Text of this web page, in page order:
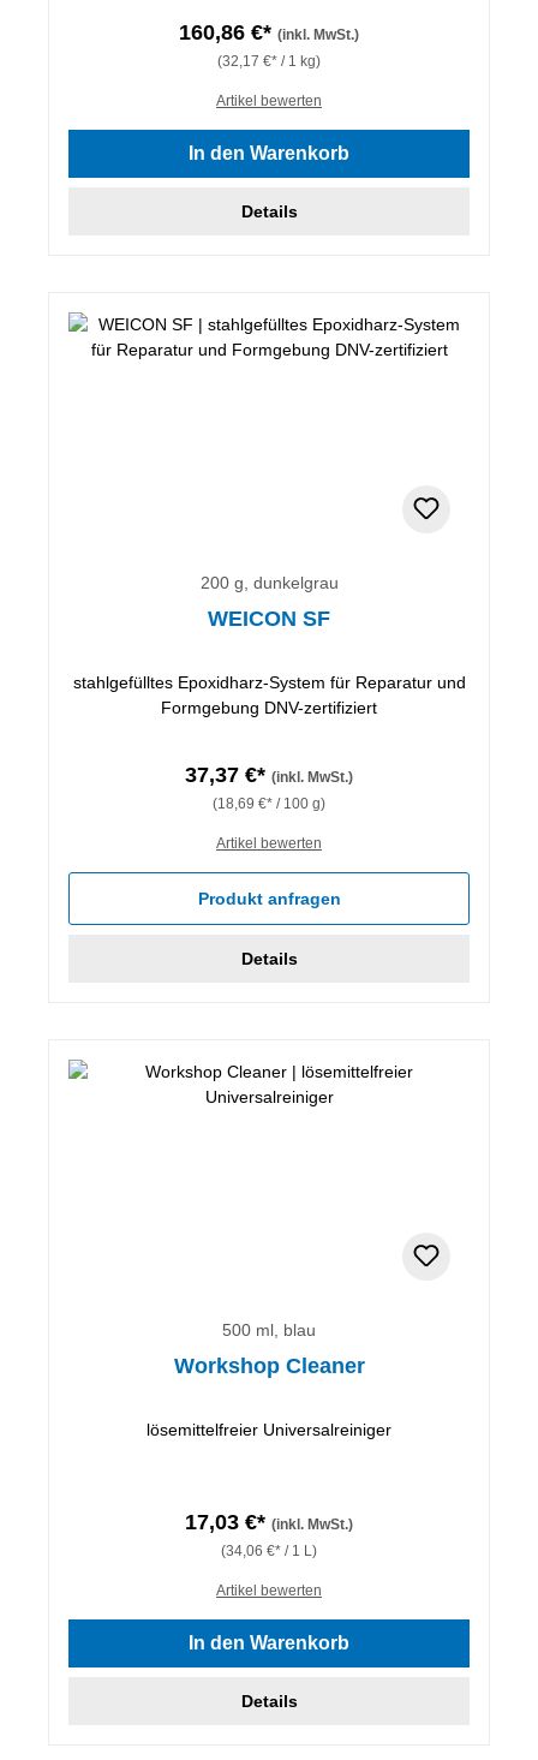
160,86 €* (inkl. MwSt.)
(32,17 €* / 1 kg)
Artikel bewerten
In den Warenkorb
Details
200 g, dunkelgrau
WEICON SF
stahlgefülltes Epoxidharz-System für Reparatur und
Formgebung DNV-zertifiziert
37,37 €* (inkl. MwSt.)
(18,69 €* / 100 g)
Artikel bewerten
Produkt anfragen
Details
500 ml, blau
Workshop Cleaner
lösemittelfreier Universalreiniger
17,03 €* (inkl. MwSt.)
(34,06 €* / 1 L)
Artikel bewerten
In den Warenkorb
Details